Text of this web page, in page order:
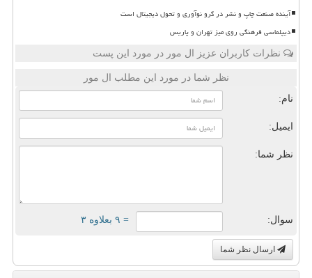
آینده صنعت چاپ و نشر در گرو نوآوری و تحول دیجیتال است
دیپلماسی فرهنگی روی میز تهران و پاریس
نظرات کاربران عزیز ال مور در مورد این پست
نظر شما در مورد این مطلب ال مور
نام:
ایمیل:
نظر شما:
سوال: = ۹ بعلاوه ۳
ارسال نظر شما